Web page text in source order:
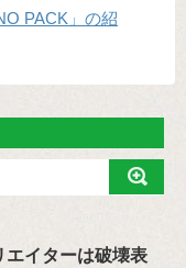
PACK」の紹
エイターは破壊表